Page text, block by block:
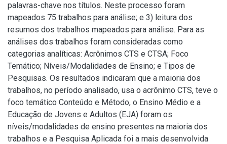
palavras-chave nos títulos. Neste processo foram
mapeados 75 trabalhos para análise; e 3) leitura dos
resumos dos trabalhos mapeados para análise. Para as
análises dos trabalhos foram consideradas como
categorias analíticas: Acrônimos CTS e CTSA; Foco
Temático; Níveis/Modalidades de Ensino; e Tipos de
Pesquisas. Os resultados indicaram que a maioria dos
trabalhos, no período analisado, usa o acrônimo CTS, teve o
foco temático Conteúdo e Método, o Ensino Médio e a
Educação de Jovens e Adultos (EJA) foram os
níveis/modalidades de ensino presentes na maioria dos
trabalhos e a Pesquisa Aplicada foi a mais desenvolvida